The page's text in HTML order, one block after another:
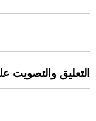
التعليق والتصويت